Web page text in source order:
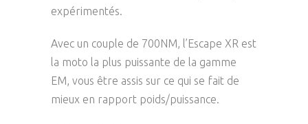
expérimentés.
Avec un couple de 700NM, l’Escape XR est
la moto la plus puissante de la gamme
EM, vous être assis sur ce qui se fait de
mieux en rapport poids/puissance.